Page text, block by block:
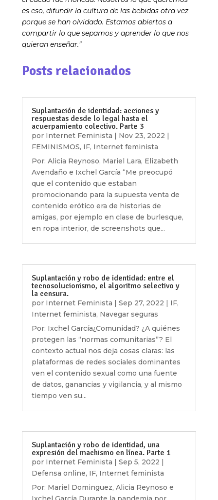
es eso, difundir la cultura de las bebidas otra vez
porque se han olvidado. Estamos abiertos a
compartir lo que sepamos y aprender lo que nos
quieran enseñar.”
Posts relacionados
Suplantación de identidad: acciones y
respuestas desde lo legal hasta el
acuerpamiento colectivo. Parte 3
por Internet Feminista Nov 23, 2022
FEMINISMOS, IF, Internet feminista
Por: Alicia Reynoso, Mariel Lara, Elizabeth
Avendaño e Ixchel García “Me preocupó
que el contenido que estaban
promocionando para la supuesta venta de
contenido erótico era de historias de
amigas, por ejemplo en clase de burlesque,
en ropa interior, de screenshots que...
Suplantación y robo de identidad: entre el
tecnosolucionismo, el algoritmo selectivo y
la censura.
por Internet Feminista | Sep 27, 2022 | IF,
Internet feminista, Navegar seguras
Por: Ixchel García¿Comunidad? ¿A quiénes
protegen las “normas comunitarias”? El
contexto actual nos deja cosas claras: las
plataformas de redes sociales dominantes
ven el contenido sexual como una fuente
de datos, ganancias y vigilancia, y al mismo
tiempo ven su...
Suplantación y robo de identidad, una
expresión del machismo en línea. Parte 1
por Internet Feminista | Sep 5, 2022 |
Defensa online, IF, Internet feminista
Por: Mariel Dominguez, Alicia Reynoso e